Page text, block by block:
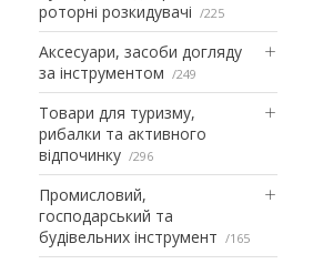
роторні розкидувачі
225
Аксесуари, засоби догляду
за інструментом
249
Товари для туризму,
рибалки та активного
відпочинку
296
Промисловий,
господарський та
будівельних інструмент
165